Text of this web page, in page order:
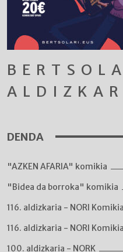
DENDA
"AZKEN AFARIA" komikia
"Bidea da borroka" komikia
116. aldizkaria - NORI
116. aldizkaria - NORI
100. aldizkaria - NORK